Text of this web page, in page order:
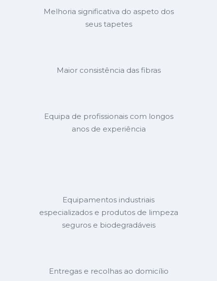
Melhoria significativa do aspeto dos
seus tapetes
Maior consistência das fibras
Equipa de profissionais com longos
anos de experiência
Equipamentos industriais
especializados e produtos de limpeza
seguros e biodegradáveis
Entregas e recolhas ao domicílio